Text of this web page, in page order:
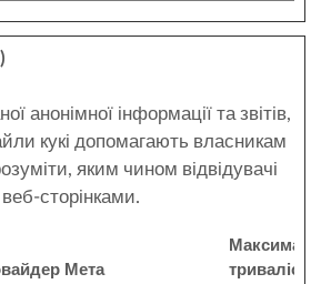
анонімної інформації та звітів,
кукі допомагають власникам
яким чином відвідувачі
сторінками.
Мета
тривалість